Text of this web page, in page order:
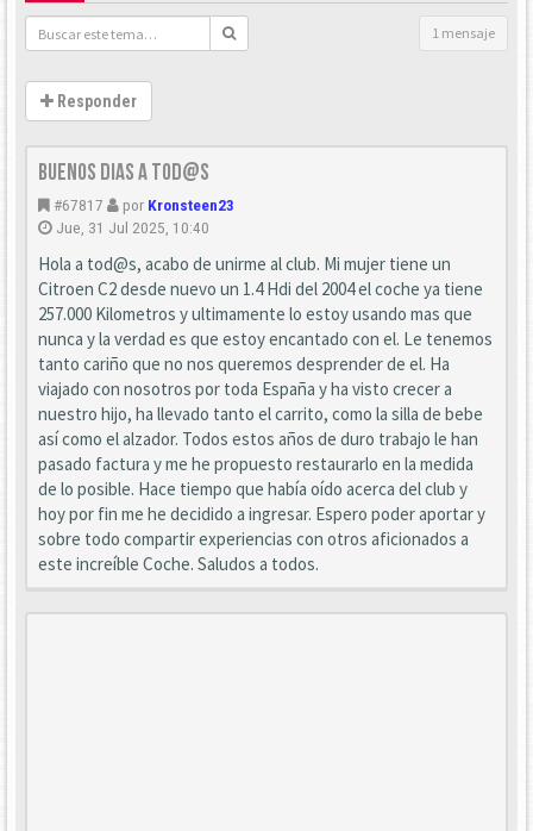
1 mensaje
Responder
Buenos dias a tod@s
#67817 por Kronsteen23
Jue, 31 Jul 2025, 10:40
Hola a tod@s, acabo de unirme al club. Mi mujer tiene un
Citroen C2 desde nuevo un 1.4 Hdi del 2004 el coche ya tiene
257.000 Kilometros y ultimamente lo estoy usando mas que
nunca y la verdad es que estoy encantado con el. Le tenemos
tanto cariño que no nos queremos desprender de el. Ha
viajado con nosotros por toda España y ha visto crecer a
nuestro hijo, ha llevado tanto el carrito, como la silla de bebe
así como el alzador. Todos estos años de duro trabajo le han
pasado factura y me he propuesto restaurarlo en la medida
de lo posible. Hace tiempo que había oído acerca del club y
hoy por fin me he decidido a ingresar. Espero poder aportar y
sobre todo compartir experiencias con otros aficionados a
este increíble Coche. Saludos a todos.